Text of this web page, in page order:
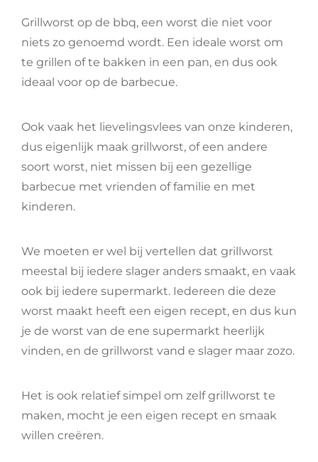
Grillworst op de bbq, een worst die niet voor
niets zo genoemd wordt. Een ideale worst om
te grillen of te bakken in een pan, en dus ook
ideaal voor op de barbecue.
Ook vaak het lievelingsvlees van onze kinderen,
dus eigenlijk maak grillworst, of een andere
soort worst, niet missen bij een gezellige
barbecue met vrienden of familie en met
kinderen.
We moeten er wel bij vertellen dat grillworst
meestal bij iedere slager anders smaakt, en vaak
ook bij iedere supermarkt. Iedereen die deze
worst maakt heeft een eigen recept, en dus kun
je de worst van de ene supermarkt heerlijk
vinden, en de grillworst vand e slager maar zozo.
Het is ook relatief simpel om zelf grillworst te
maken, mocht je een eigen recept en smaak
willen creëren.